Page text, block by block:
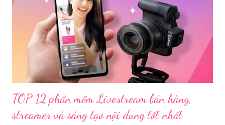
(sinh năm 1994), trú tại xã Phủ Thông, tỉnh Thái Nguyên, cùng
một số đối tượng khác đã tham gia tổ chức livestream nội dung
đồi trụy nhằm mục đích thu lợi. Các đối tượng liên quan gồm
L.V.D (sinh ...
TOP 12 phần mềm Livestream bán hàng,
streamer và sáng tạo nội dung tốt nhất